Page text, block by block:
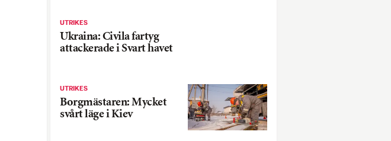
UTRIKES
Ukraina: Civila fartyg
attackerade i Svart havet
UTRIKES
Borgmästaren: Mycket
svårt läge i Kiev